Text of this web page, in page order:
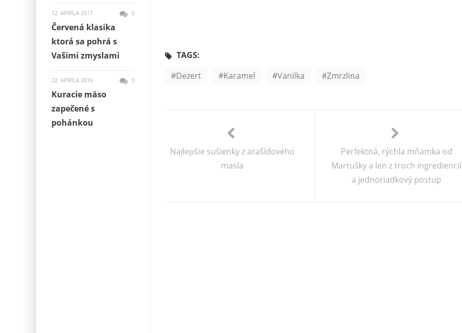
TAGS:
Dezert
Karamel Vanilka Zmrzlina
Najlepšie sušienky z arašídového
masla
Perfektná, rýchla mňamka od
Martušky a len z troch ingrediencií
a jednoriadkový postup
12. APRÍLA 2017 0
Červená klasika
ktorá sa pohrá s
Vašimi zmyslami
22. APRÍLA 2016 0
Kuracie mäso
zapečené s
pohánkou